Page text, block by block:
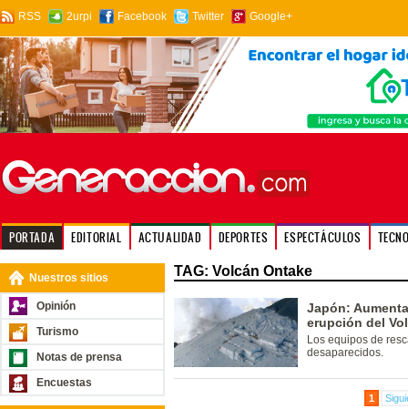
RSS 2urpi Facebook Twitter Google+
PORTADA EDITORIAL ACTUALIDAD DEPORTES ESPECTÁCULOS
Nuestros sitios
Opinión
Turismo
Notas de prensa
Encuestas
TAG: Volcán Ontake
Japón:
erupción del
Los equipos de
desaparecidos.
1